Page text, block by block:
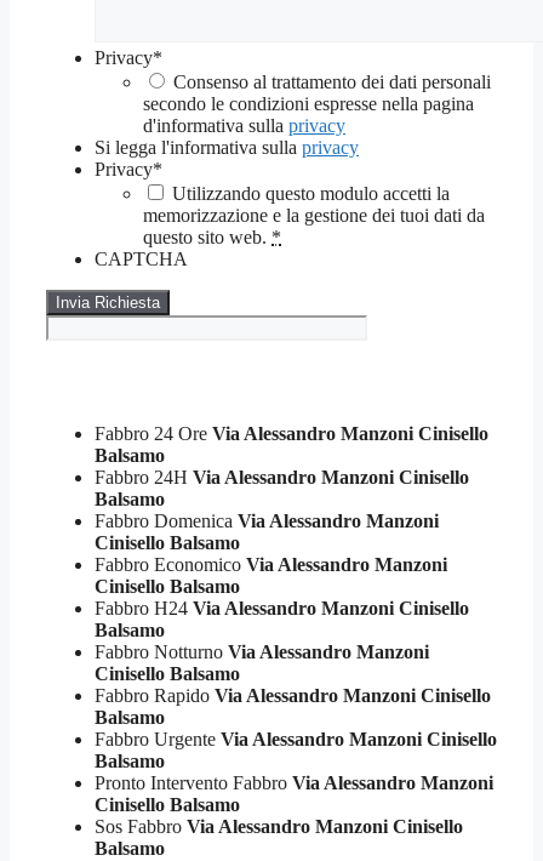
Privacy*
Consenso al trattamento dei dati personali
secondo le condizioni espresse nella pagina
d'informativa sulla privacy
Si legga l'informativa sulla privacy
Privacy*
Utilizzando questo modulo accetti la
memorizzazione e la gestione dei tuoi dati da
questo sito web. *
CAPTCHA
Fabbro 24 Ore Via Alessandro Manzoni Cinisello
Balsamo
Fabbro 24H Via Alessandro Manzoni Cinisello
Balsamo
Fabbro Domenica Via Alessandro Manzoni
Cinisello Balsamo
Fabbro Economico Via Alessandro Manzoni
Cinisello Balsamo
Fabbro H24 Via Alessandro Manzoni Cinisello
Balsamo
Fabbro Notturno Via Alessandro Manzoni
Cinisello Balsamo
Fabbro Rapido Via Alessandro Manzoni Cinisello
Balsamo
Fabbro Urgente Via Alessandro Manzoni Cinisello
Balsamo
Pronto Intervento Fabbro Via Alessandro Manzoni
Cinisello Balsamo
Sos Fabbro Via Alessandro Manzoni Cinisello
Balsamo